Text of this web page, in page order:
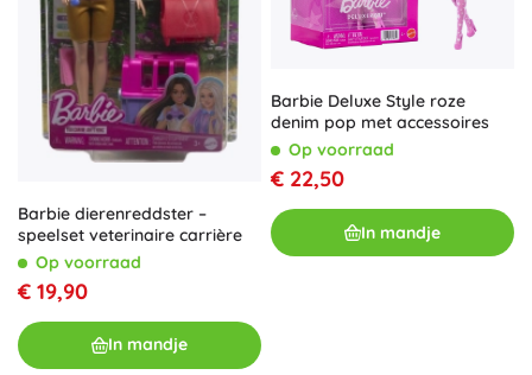
Barbie dierenreddster –
speelset veterinaire carrière
Op voorraad
€ 19,90
In mandje
Barbie Deluxe Style roze
denim pop met accessoires
Op voorraad
€ 22,50
In mandje